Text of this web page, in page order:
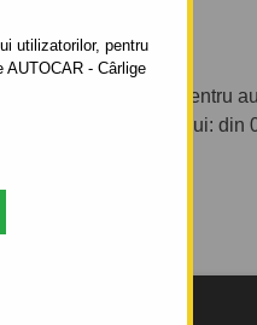
utilizatorilor, pentru
- Cârlige
automat cu clemă pentru
a autoturismului: din